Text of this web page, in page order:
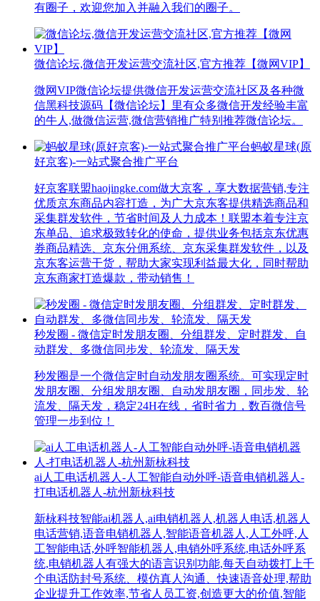
有圈子，欢迎您加入并融入我们的圈子。
微信论坛,微信开发运营交流社区,官方推荐【微网VIP】
微网VIP微信论坛提供微信开发运营交流社区及各种微
信黑科技源码【微信论坛】里有众多微信开发经验丰富
的牛人,做微信运营,微信营销推广特别推荐微信论坛。
蚂蚁星球(原
好京客)-一站式聚合推广平台
好京客联盟haojingke.com做大京客，享大数据营销,专注
优质京东商品内容打造，为广大京东客提供精选商品和
采集群发软件，节省时间及人力成本！联盟本着专注京
东单品、追求极致转化的使命，提供业务包括京东优惠
券商品精选、京东分佣系统、京东采集群发软件，以及
京东客运营干货，帮助大家实现利益最大化，同时帮助
京东商家打造爆款，带动销售！
秒发圈 - 微信定时发朋友圈、分组群发、定时群发、自
动群发、多微信同步发、轮流发、隔天发
秒发圈是一个微信定时自动发朋友圈系统。可实现定时
发朋友圈、分组发朋友圈、自动发朋友圈，同步发、轮
流发、隔天发，稳定24H在线，省时省力，数百微信号
管理一步到位！
ai人工电话机器人-人工智能自动外呼-语音电销机器人-
打电话机器人-杭州新栐科技
新栐科技智能ai机器人,ai电销机器人,机器人电话,机器人
电话营销,语音电销机器人,智能语音机器人,人工外呼,人
工智能电话,外呼智能机器人,电销外呼系统,电话外呼系
统,电销机器人有强大的语言识别功能,每天自动拨打上千
个电话防封号系统、模仿真人沟通、快速语音处理,帮助
企业提升工作效率,节省人员工资,创造更大的价值,智能